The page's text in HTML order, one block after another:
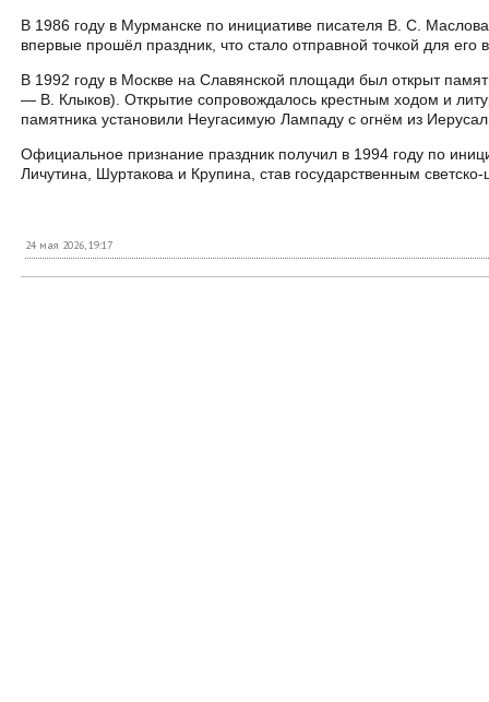
В 1986 году в Мурманске по инициативе писателя В. С.
впервые прошёл праздник, что стало отправной точкой для его
В 1992 году в Москве на Славянской площади был открыт
— В. Клыков). Открытие сопровождалось крестным ходом и
памятника установили Неугасимую Лампаду с огнём из
Официальное признание праздник получил в 1994 году по
Личутина, Шуртакова и Крупина, став государственным
24 мая 2026, 19:17